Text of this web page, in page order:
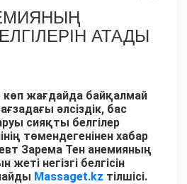
АТАДЫ
жағдайда байқалмай
әлсіздік, бас
сияқты белгілер
төмендегенінен хабар
Зарема Тен анемияның
негізгі белгісін
Massaget.kz тілшісі.